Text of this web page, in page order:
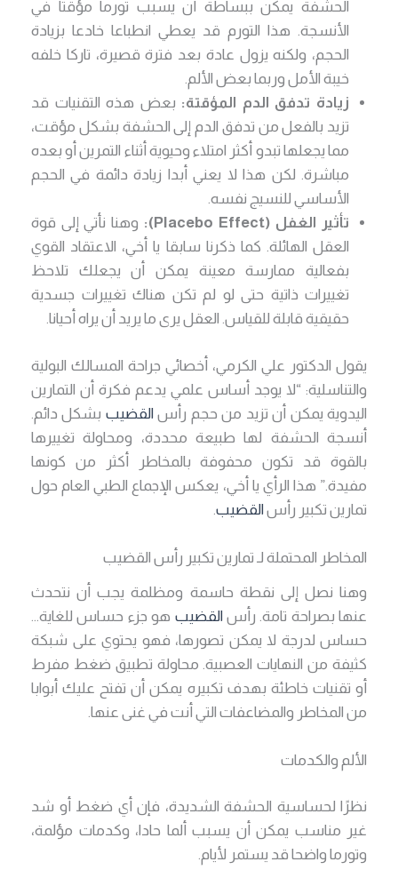
الحشفة يمكن ببساطة أن يسبب تورما مؤقتا في
الأنسجة. هذا التورم قد يعطي انطباعا خادعا بزيادة
الحجم، ولكنه يزول عادة بعد فترة قصيرة، تاركا خلفه
خيبة الأمل وربما بعض الألم.
زيادة تدفق الدم المؤقتة: بعض هذه التقنيات قد
تزيد بالفعل من تدفق الدم إلى الحشفة بشكل مؤقت،
مما يجعلها تبدو أكثر امتلاء وحيوية أثناء التمرين أو بعده
مباشرة. لكن هذا لا يعني أبدا زيادة دائمة في الحجم
الأساسي للنسيج نفسه.
تأثير الغفل (Placebo Effect):
وهنا نأتي إلى قوة
العقل الهائلة. كما ذكرنا سابقا يا أخي، الاعتقاد القوي
بفعالية ممارسة معينة يمكن أن يجعلك تلاحظ
تغييرات ذاتية حتى لو لم تكن هناك تغييرات جسدية
حقيقية قابلة للقياس. العقل يرى ما يريد أن يراه أحيانا.
يقول الدكتور علي الكرمي، أخصائي جراحة المسالك البولية
والتناسلية: “لا يوجد أساس علمي يدعم فكرة أن التمارين
اليدوية يمكن أن تزيد من حجم رأسالقضيب بشكل دائم.
أنسجة الحشفة لها طبيعة محددة، ومحاولة تغييرها
بالقوة قد تكون محفوفة بالمخاطر أكثر من كونها
مفيدة.” هذا الرأي يا أخي، يعكس الإجماع الطبي العام حول
تمارين تكبير رأسالقضيب
المخاطر المحتملة لـ تمارين تكبير رأس القضيب
وهنا نصل إلى نقطة حاسمة ومظلمة يجب أن نتحدث
عنها بصراحة تامة. رأسالقضيب هو جزء حساس للغاية…
حساس لدرجة لا يمكن تصورها، فهو يحتوي على شبكة
كثيفة من النهايات العصبية. محاولة تطبيق ضغط مفرط
أو تقنيات خاطئة بهدف تكبيره يمكن أن تفتح عليك أبوابا
من المخاطر والمضاعفات التي أنت في غنى عنها.
الألم والكدمات
نظرًا لحساسية الحشفة الشديدة، فإن أي ضغط أو شد
غير مناسب يمكن أن يسبب ألما حادا، وكدمات مؤلمة،
وتورما واضحا قد يستمر لأيام.